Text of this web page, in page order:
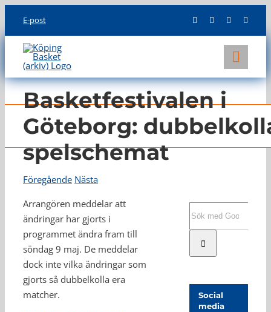
content
E-post
KLUBBEN
INFO
Basketfestivalen i
Göteborg:
spelschemat
Föregående Nästa
Arrangören meddelar att
ändringar har gjorts i
programmet ändra fram till
söndag 9 maj. De meddelar
dock inte vilka ändringar som
gjorts så dubbelkolla era
matcher.
Social
media